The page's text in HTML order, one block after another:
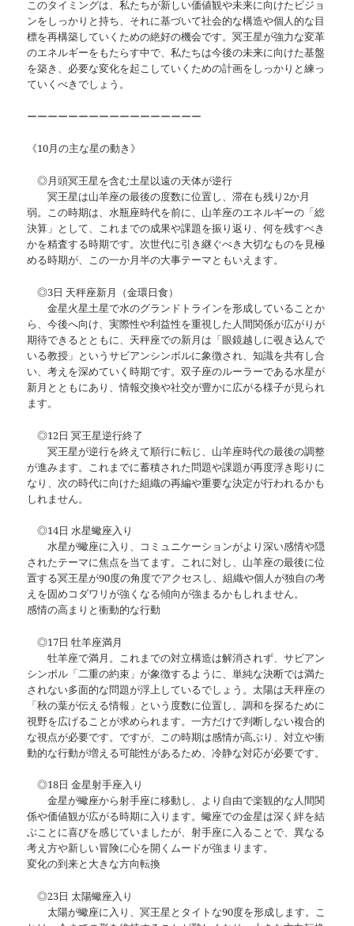
このタイミングは、私たちが新しい価値観や未来に向けたビジョ
ンをしっかりと持ち、それに基づいて社会的な構造や個人的な目
標を再構築していくための絶好の機会です。冥王星が強力な変革
のエネルギーをもたらす中で、私たちは今後の未来に向けた基盤
を築き、必要な変化を起こしていくための計画をしっかりと練っ
ていくべきでしょう。
ーーーーーーーーーーーーーーーーー
《10月の主な星の動き》
◎月頭冥王星を含む土星以遠の天体が逆行
冥王星は山羊座の最後の度数に位置し、滞在も残り2か月
弱。この時期は、水瓶座時代を前に、山羊座のエネルギーの「総
決算」として、これまでの成果や課題を振り返り、何を残すべき
かを精査する時期です。次世代に引き継ぐべき大切なものを見極
める時期が、この一か月半の大事テーマともいえます。
◎3日 天秤座新月（金環日食）
金星火星土星で水のグランドトラインを形成していることか
ら、今後へ向け、実際性や利益性を重視した人間関係が広がりが
期待できるとともに、天秤座での新月は「眼鏡越しに覗き込んで
いる教授」というサビアンシンボルに象徴され、知識を共有し合
い、考えを深めていく時期です。双子座のルーラーである水星が
新月とともにあり、情報交換や社交が豊かに広がる様子が見られ
ます。
◎12日 冥王星逆行終了
冥王星が逆行を終えて順行に転じ、山羊座時代の最後の調整
が進みます。これまでに蓄積された問題や課題が再度浮き彫りに
なり、次の時代に向けた組織の再編や重要な決定が行われるかも
しれません。
◎14日 水星蠍座入り
水星が蠍座に入り、コミュニケーションがより深い感情や隠
されたテーマに焦点を当てます。これに対し、山羊座の最後に位
置する冥王星が90度の角度でアクセスし、組織や個人が独自の考
えを固めコダワリが強くなる傾向が強まるかもしれません。
感情の高まりと衝動的な行動
◎17日 牡羊座満月
牡羊座で満月。これまでの対立構造は解消されず、サビアン
シンボル「二重の約束」が象徴するように、単純な決断では満た
されない多面的な問題が浮上しているでしょう。太陽は天秤座の
「秋の葉が伝える情報」という度数に位置し、調和を探るために
視野を広げることが求められます。一方だけで判断しない複合的
な視点が必要です。ですが、この時期は感情が高ぶり、対立や衝
動的な行動が増える可能性があるため、冷静な対応が必要です。
◎18日 金星射手座入り
金星が蠍座から射手座に移動し、より自由で楽観的な人間関
係や価値観が広がる時期に入ります。蠍座での金星は深く絆を結
ぶことに喜びを感じていましたが、射手座に入ることで、異なる
考え方や新しい冒険に心を開くムードが強まります。
変化の到来と大きな方向転換
◎23日 太陽蠍座入り
太陽が蠍座に入り、冥王星とタイトな90度を形成します。こ